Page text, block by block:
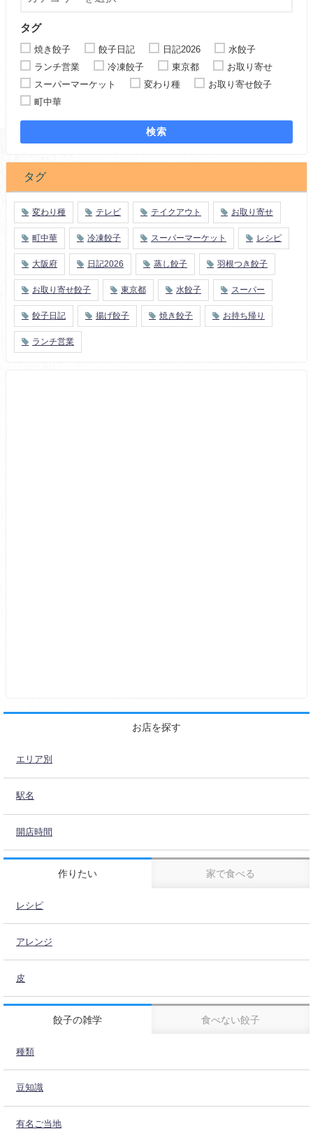
タグ
焼き餃子 餃子日記 日記2026
水餃子
ランチ営業
冷凍餃子 東京都
お取り寄せ
スーパーマーケット
変わり種
お取り寄せ餃子
町中華
検索
タグ
変わり種 テレビ テイクアウト お取り寄せ
町中華 冷凍餃子 スーパーマーケット レシピ
大阪府 日記2026 蒸し餃子 羽根つき餃子
お取り寄せ餃子 東京都 水餃子 スーパー
餃子日記 揚げ餃子 焼き餃子 お持ち帰り
ランチ営業
お店を探す
エリア別
駅名
開店時間
作りたい 家で食べる
レシピ
アレンジ
皮
餃子の雑学 食べない餃子
種類
豆知識
有名ご当地